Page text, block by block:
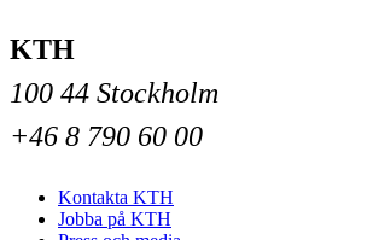
KTH
100 44 Stockholm
+46 8 790 60 00
Kontakta KTH
Jobba på KTH